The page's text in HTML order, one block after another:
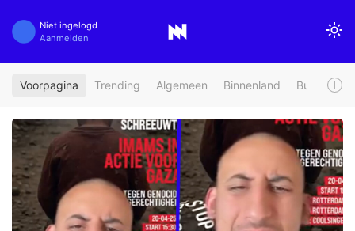
Niet ingelogd
Aanmelden
Voorpagina Trending Algemeen Binnenland Buitenland